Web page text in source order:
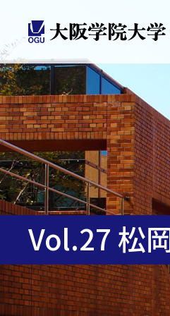
Vol.27 松